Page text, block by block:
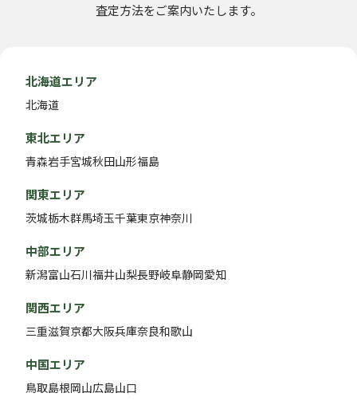
査定方法をご案内いたします。
北海道エリア
北海道
東北エリア
青森岩手宮城秋田山形福島
関東エリア
茨城栃木群馬埼玉千葉東京神奈川
中部エリア
新潟富山石川福井山梨長野岐阜静岡愛知
関西エリア
三重滋賀京都大阪兵庫奈良和歌山
中国エリア
鳥取島根岡山広島山口